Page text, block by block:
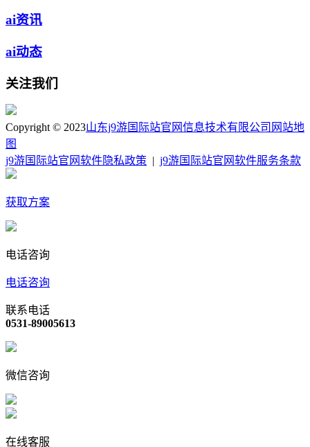
ai资讯
ai动态
关注我们
Copyright © 2023山东j9游国际站官网信息技术有限公司 网站地
图
j9游国际站官网软件隐私政策
j9游国际站官网软件服务条款
获取方案
电话咨询
电话咨询
联系电话
0531-89005613
微信咨询
在线客服